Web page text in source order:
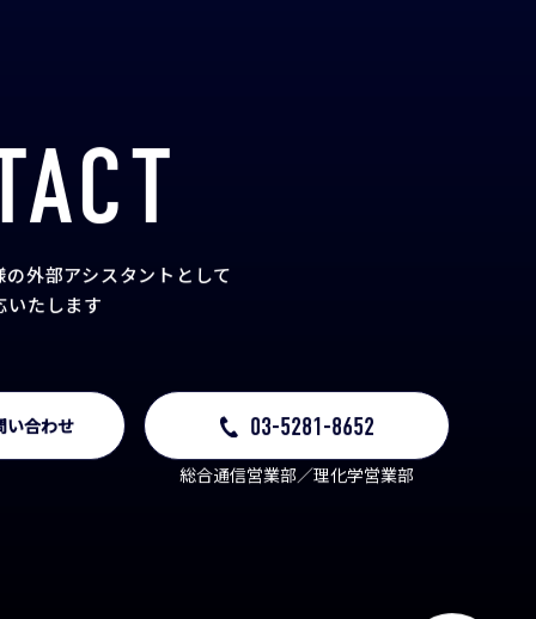
外部アシスタント として
たします
い合わせ 03-5281-8652
総合通信営業部／理化学営業部